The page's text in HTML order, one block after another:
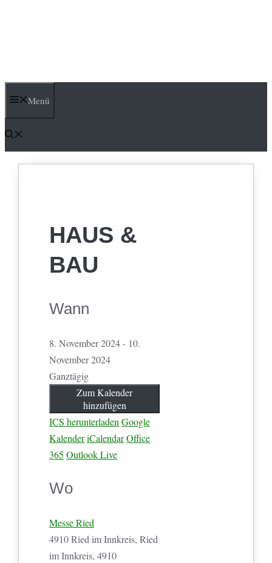
Menü
HAUS &
BAU
Wann
8. November 2024 - 10.
November 2024
Ganztägig
Zum Kalender
hinzufügen
ICS herunterladen Google
KalenderiCalendarOffice
365 Outlook Live
Wo
Messe Ried
4910 Ried im Innkreis, Ried
im Innkreis, 4910